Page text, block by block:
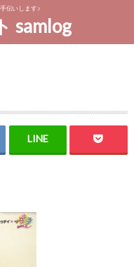
伝いします♪
samlog